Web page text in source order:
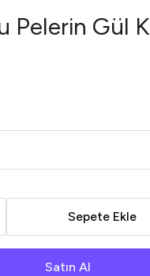
Pelerin Gül
Sepete Ekle
Satın Al